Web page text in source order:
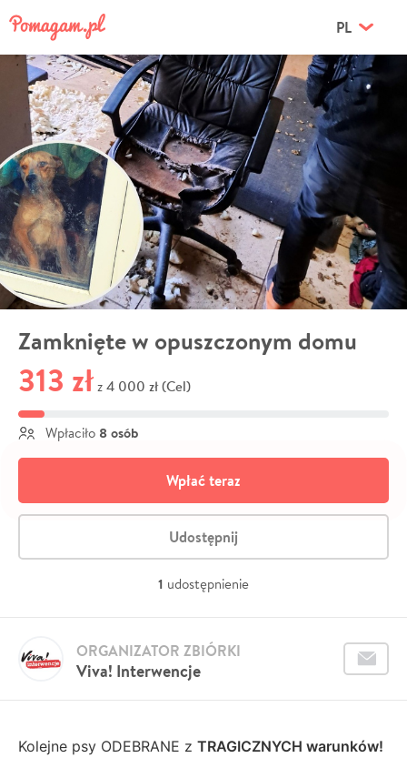
PL
Zamknięte w opuszczonym domu
313 zł z 4 000 zł (Cel)
Wpłaciło 8 osób
Wpłać teraz
Udostępnij
1 udostępnienie
Viva! Interwencje
ORGANIZATOR ZBIÓRKI
Kolejne psy ODEBRANE z TRAGICZNYCH warunków!